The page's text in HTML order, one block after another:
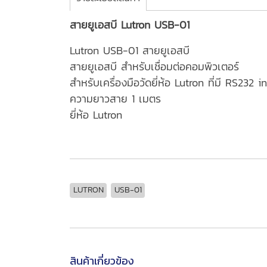
สายยูเอสบี Lutron USB-01
Lutron USB-01 สายยูเอสบี
สายยูเอสบี สำหรับเชื่อมต่อคอมพิวเตอร์
สำหรับเครื่องมือวัดยี่ห้อ Lutron ที่มี RS232
ความยาวสาย 1 เมตร
ยี่ห้อ Lutron
LUTRON USB-01
สินค้าเกี่ยวข้อง